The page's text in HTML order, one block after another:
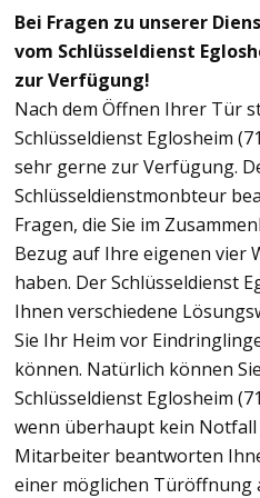
Bei Fragen zu unserer
vom Schlüsseldienst
zur Verfügung!
Nach dem Öffnen Ihrer Tür
Schlüsseldienst Eglosheim
sehr gerne zur Verfügung.
Schlüsseldienstmonbteur
Fragen, die Sie im
Bezug auf Ihre eigenen vier
haben. Der Schlüsseldienst
Ihnen verschiedene
Sie Ihr Heim vor
können. Natürlich können
Schlüsseldienst Eglosheim
wenn überhaupt kein
Mitarbeiter beantworten
einer möglichen Türöffnung